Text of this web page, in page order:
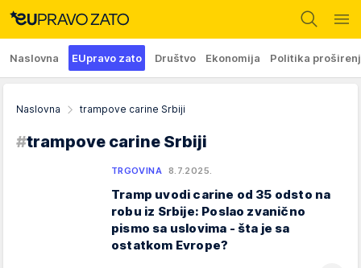
Naslovna EUpravo zato Društvo Ekonomija Politika
Naslovna trampove carine Srbiji
#trampove carine Srbiji
TRGOVINA 8.7.2025.
Tramp uvodi carine od 35 odsto na
robu iz Srbije: Poslao zvanično
pismo sa uslovima - šta je sa
ostatkom Evrope?